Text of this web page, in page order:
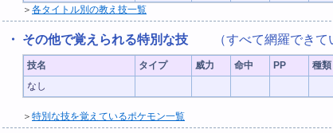
＞ 各タイトル別の教え技一覧
・ その他で覚えられる特別な技 （すべて網羅できて
技名 タイプ 威力 命中 PP 種類
なし
＞ 特別な技を覚えているポケモン一覧